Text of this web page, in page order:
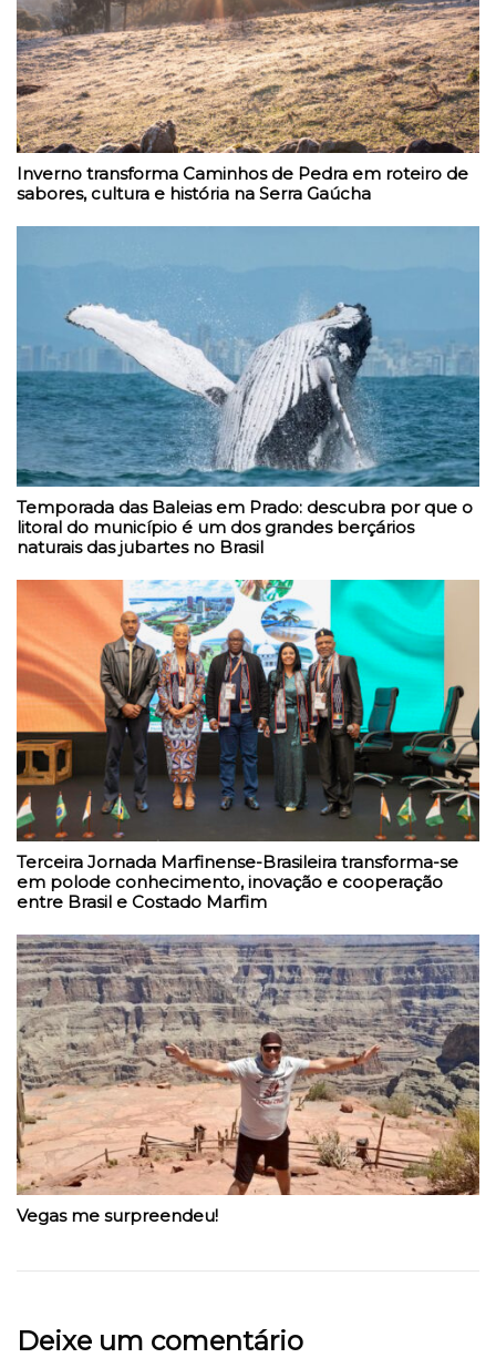
Inverno transforma Caminhos de Pedra em roteiro de
sabores, cultura e história na Serra Gaúcha
Temporada das Baleias em Prado: descubra por que o
litoral do município é um dos grandes berçários
naturais das jubartes no Brasil
Terceira Jornada Marfinense-Brasileira transforma-se
em polode conhecimento, inovação e cooperação
entre Brasil e Costado Marfim
Vegas me surpreendeu!
Deixe um comentário